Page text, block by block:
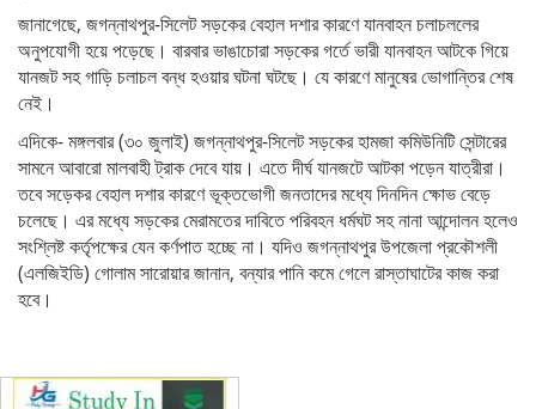
জানাগেছে, জগন্নাথপুর-সিলেট সড়কের বেহাল দশার কারণে যানবাহন চলাচললের
অনুপযোগী হয়ে পড়েছে। বারবার ভাঙাচোরা সড়কের গর্তে ভারী যানবাহন আটকে গিয়ে
যানজট সহ গাড়ি চলাচল বন্ধ হওয়ার ঘটনা ঘটছে। যে কারণে মানুষের ভোগান্তির শেষ
নেই।
এদিকে- মঙ্গলবার (৩০ জুলাই) জগন্নাথপুর-সিলেট সড়কের হামজা কমিউনিটি সেন্টারের
সামনে আবারো মালবাহী ট্রাক দেবে যায়। এতে দীর্ঘ যানজটে আটকা পড়েন যাত্রীরা।
তবে সড়েকর বেহাল দশার কারণে ভূক্তভোগী জনতাদের মধ্যে দিনদিন ক্ষোভ বেড়ে
চলেছে। এর মধ্যে সড়কের মেরামতের দাবিতে পরিবহন ধর্মঘট সহ নানা আন্দোলন হলেও
সংশ্লিষ্ট কর্তৃপক্ষের যেন কর্ণপাত হচ্ছে না। যদিও জগন্নাথপুর উপজেলা প্রকৌশলী
(এলজিইডি) গোলাম সারোয়ার জানান, বন্যার পানি কমে গেলে রাস্তাঘাটের কাজ করা
হবে।